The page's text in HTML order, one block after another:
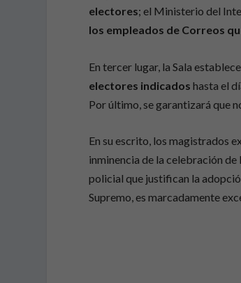
electores; el Ministerio del
los empleados de Correos
En tercer lugar, la Sala
electores indicados hasta el
Por último, se garantizará que
En su escrito, los magistrados
inminencia de la celebración
policial que justifican la
Supremo, es marcadamente